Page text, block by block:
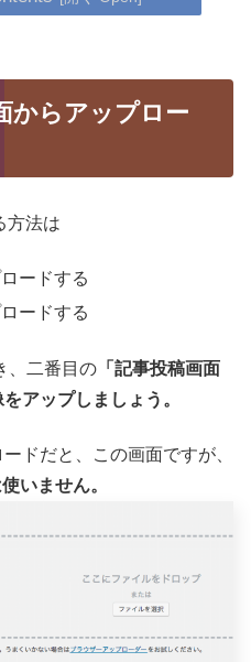
らアップロー
方法は
ードする
ードする
、二番目の 「記事投稿画面
アップしましょう。
ドだと、この画面ですが、
いません。